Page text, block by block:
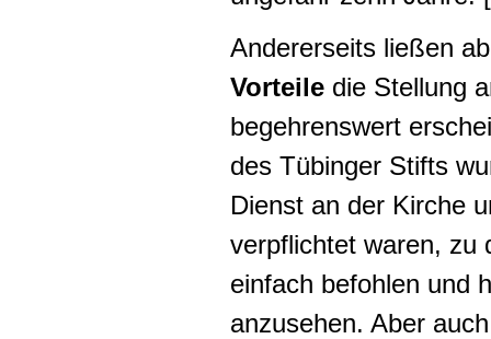
Andererseits ließen
Vorteile die Stellung
begehrenswert
des Tübinger Stifts
Dienst an der Kirche
verpflichtet waren, zu
einfach befohlen und
anzusehen. Aber